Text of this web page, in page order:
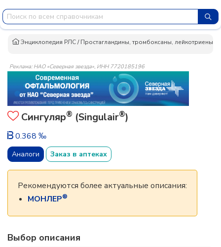
Энциклопедия РЛС/Простагландины, тромбоксаны, лейкотриены,
Реклама: НАО «Северная звезда», ИНН 7720185196
Сингуляр® (Singulair®)
0.368 ‰
Аналоги Заказ в аптеках
Рекомендуются более актуальные описания:
МОНЛЕР®
Выбор описания